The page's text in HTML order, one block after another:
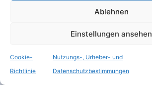
Ablehnen
Einstellungen ansehen
Cookie-
Richtlinie
Nutzungs-, Urheber- und
Datenschutzbestimmungen
Mit den Beobachtungen
sehr hellen Galaxie hat ein
Forschungsteam mithilfe